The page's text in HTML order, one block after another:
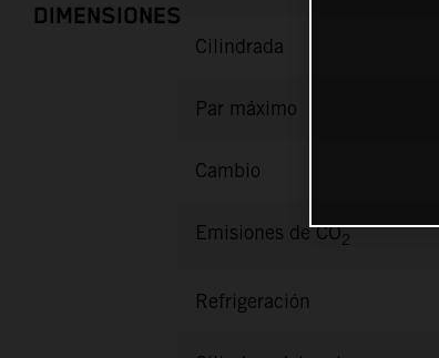
DIMENSIONES
Cilindrada
Par máximo
Cambio
Emisiones de CO2
Refrigeración